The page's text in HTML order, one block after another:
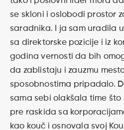
se skloni i oslobodi prostor
saradnika. I ja sam uradila
sa direktorske pozicije i iz
godina vernosti da bih
da zablistaju i zauzmu
sposobnostima pripadalo.
sama sebi olakšala time što
pre raskida sa
kao kouč i osnovala svoj